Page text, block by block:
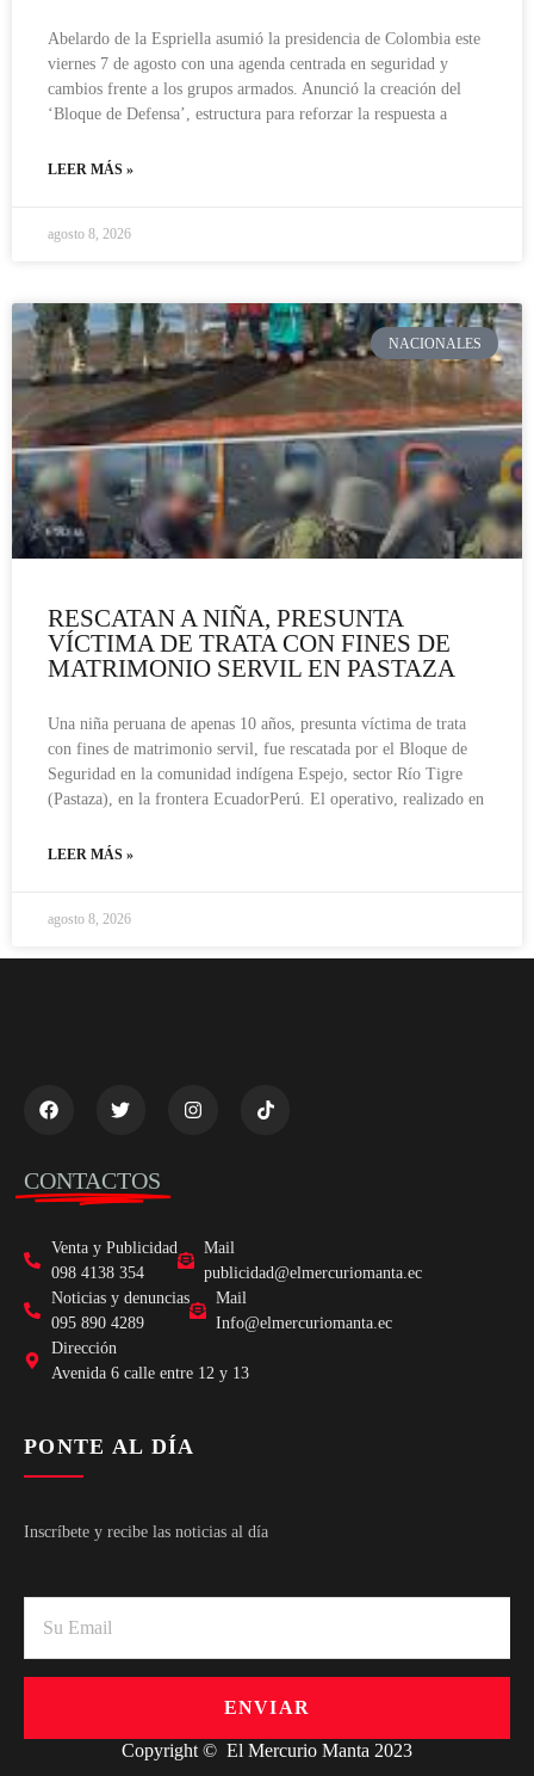
Abelardo de la Espriella asumió la presidencia de Colombia este
viernes 7 de agosto con una agenda centrada en seguridad y
cambios frente a los grupos armados. Anunció la creación del
‘Bloque de Defensa’, estructura para reforzar la respuesta a
LEER MÁS »
agosto 8, 2026
NACIONALES
RESCATAN A NIÑA, PRESUNTA
VÍCTIMA DE TRATA CON FINES DE
MATRIMONIO SERVIL EN PASTAZA
Una niña peruana de apenas 10 años, presunta víctima de trata
con fines de matrimonio servil, fue rescatada por el Bloque de
Seguridad en la comunidad indígena Espejo, sector Río Tigre
(Pastaza), en la frontera EcuadorPerú. El operativo, realizado en
LEER MÁS »
agosto 8, 2026
CONTACTOS
Venta y Publicidad
098 4138 354
Mail
publicidad@elmercuriomanta.ec
Noticias y denuncias
095 890 4289
Mail
Info@elmercuriomanta.ec
Dirección
Avenida 6 calle entre 12 y 13
PONTE AL DÍA
Inscríbete y recibe las noticias al día
ENVIAR
Copyright © El Mercurio Manta 2023